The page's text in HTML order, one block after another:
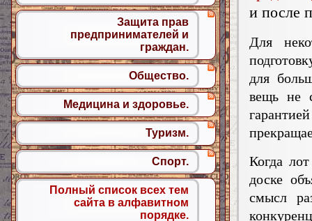
и после
Для
для
вещь не
Когда
доске
смысл
Защита прав
предпринимателей и
граждан.
Общество.
Медицина и здоровье.
Туризм.
Спорт.
Полный список всех тем
сайта в алфавитном
порядке.